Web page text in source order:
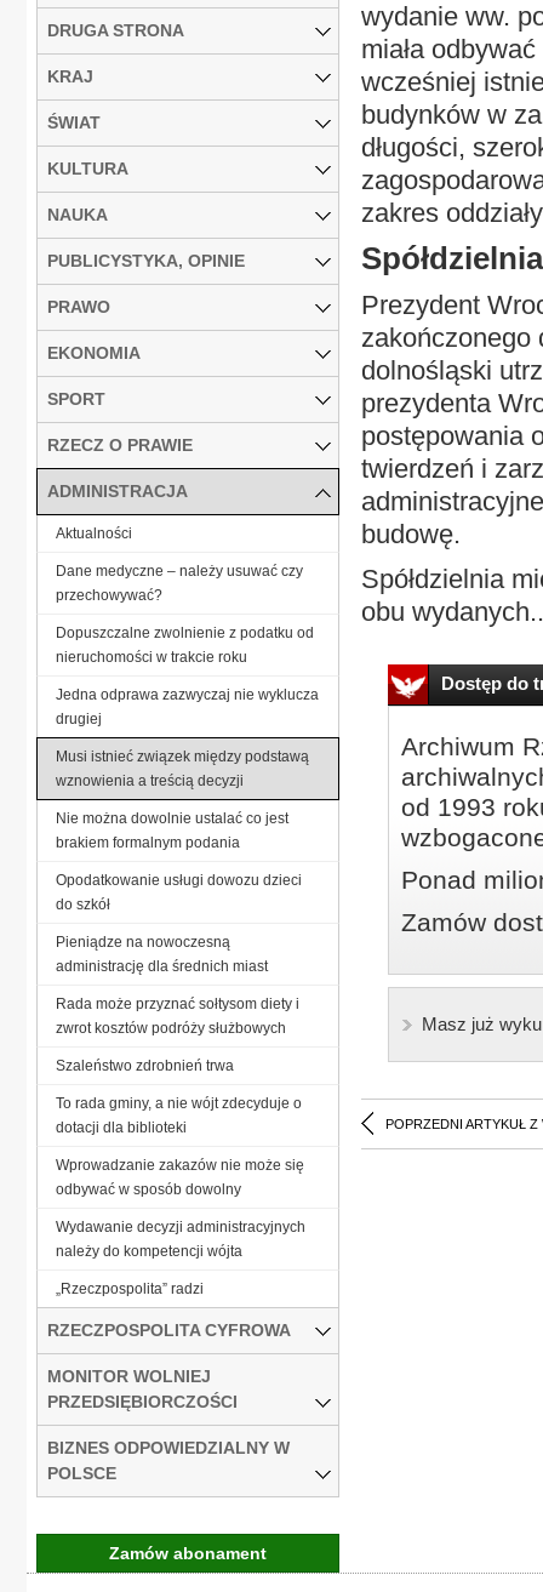
wydanie ww.
miała
wcześniej
budynków w
długości,
zakres
Prezydent
zakończonego
dolnośląski
prezydenta
postępowania
twierdzeń i
budowę.
Spółdzielnia
obu
Dostęp do
Archiwum
od 1993
Ponad
Zamów
Masz już
POPRZEDNI ARTYKUŁ Z
DRUGA STRONA
KRAJ
ŚWIAT
KULTURA
NAUKA
PUBLICYSTYKA, OPINIE
PRAWO
EKONOMIA
SPORT
RZECZ O PRAWIE
ADMINISTRACJA
Aktualności
Dane medyczne – należy usuwać czy
przechowywać?
Dopuszczalne zwolnienie z podatku od
nieruchomości w trakcie roku
Jedna odprawa zazwyczaj nie wyklucza
drugiej
Musi istnieć związek między podstawą
wznowienia a treścią decyzji
Nie można dowolnie ustalać co jest
brakiem formalnym podania
Opodatkowanie usługi dowozu dzieci
do szkół
Pieniądze na nowoczesną
administrację dla średnich miast
Rada może przyznać sołtysom diety i
zwrot kosztów podróży służbowych
Szaleństwo zdrobnień trwa
To rada gminy, a nie wójt zdecyduje o
dotacji dla biblioteki
Wprowadzanie zakazów nie może się
odbywać w sposób dowolny
Wydawanie decyzji administracyjnych
należy do kompetencji wójta
„Rzeczpospolita” radzi
RZECZPOSPOLITA CYFROWA
MONITOR WOLNIEJ
PRZEDSIĘBIORCZOŚCI
BIZNES ODPOWIEDZIALNY W
POLSCE
Zamów abonament